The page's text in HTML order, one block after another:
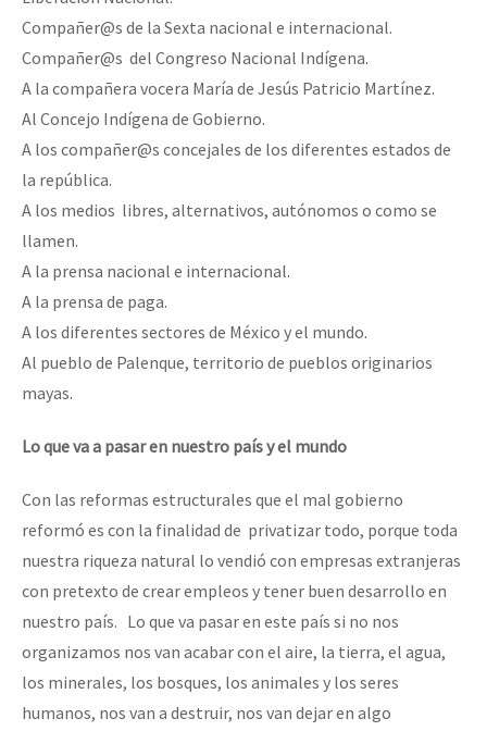
Compañer@s de la Sexta nacional e internacional.
Compañer@s del Congreso Nacional Indígena.
A la compañera vocera María de Jesús Patricio Martínez.
Al Concejo Indígena de Gobierno.
A los compañer@s concejales de los diferentes estados de
la república.
A los medios libres, alternativos, autónomos o como se
llamen.
A la prensa nacional e internacional.
A la prensa de paga.
A los diferentes sectores de México y el mundo.
Al pueblo de Palenque, territorio de pueblos originarios
mayas.
Lo que va a pasar en nuestro país y el mundo
Con las reformas estructurales que el mal gobierno
reformó es con la finalidad de privatizar todo, porque toda
nuestra riqueza natural lo vendió con empresas extranjeras
con pretexto de crear empleos y tener buen desarrollo en
nuestro país. Lo que va pasar en este país si no nos
organizamos nos van acabar con el aire, la tierra, el agua,
los minerales, los bosques, los animales y los seres
humanos, nos van a destruir, nos van dejar en algo